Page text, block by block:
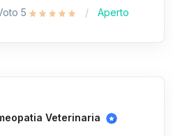
5 Aperto
Veterinaria